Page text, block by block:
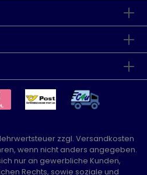
zzgl. Versandkosten
wenn nicht anders angegeben.
nur an gewerbliche Kunden,
Rechts, sowie soziale und